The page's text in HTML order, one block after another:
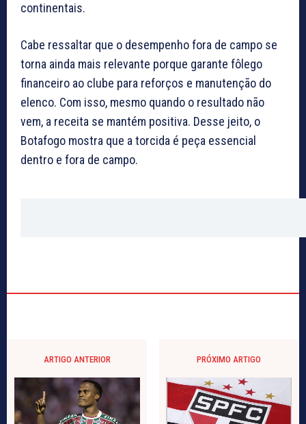
continentais.
Cabe ressaltar que o desempenho fora de campo se
torna ainda mais relevante porque garante fôlego
financeiro ao clube para reforços e manutenção do
elenco. Com isso, mesmo quando o resultado não
vem, a receita se mantém positiva. Desse jeito, o
Botafogo mostra que a torcida é peça essencial
dentro e fora de campo.
ARTIGO ANTERIOR PRÓXIMO ARTIGO